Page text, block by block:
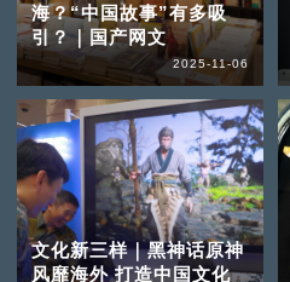
海？“中国故事”有多吸
引？｜国产网文
2025-11-06
文化新三样｜黑神话原神
风靡海外 打造中国文化